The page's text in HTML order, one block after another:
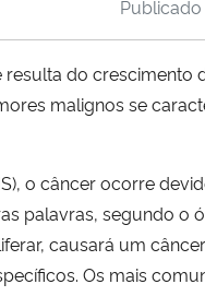
do
malignos se
o câncer ocorre
palavras, segundo o
causará um
Os mais